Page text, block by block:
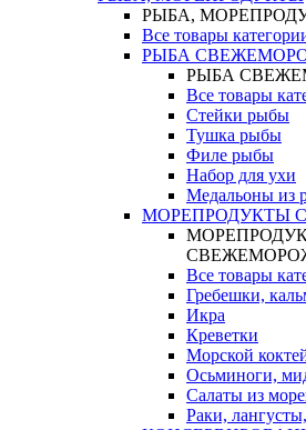
РЫБА,
Все товары
РЫБА
РЫБА
Все товары
Стейки рыбы
Тушка рыбы
Филе рыбы
Набор для ухи
Медальоны из
МОРЕПРОДУКТЫ
Все товары
Гребешки,
Икра
Креветки
Морской
Осьминоги,
Салаты из
Раки,